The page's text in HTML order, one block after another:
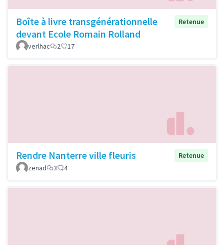
Boîte à livre transgénérationnelle
devant Ecole Romain Rolland
Retenue
verlhac 2 17
Rendre Nanterre ville fleuris
Retenue
zenad
3 4